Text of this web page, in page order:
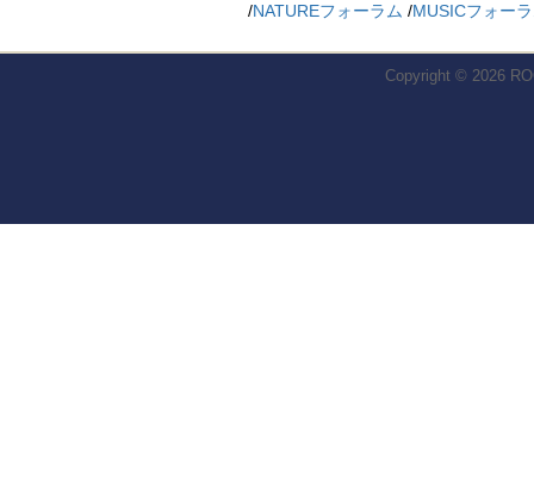
/NATUREフォーラム /MUSICフォー
Copyright © 2026